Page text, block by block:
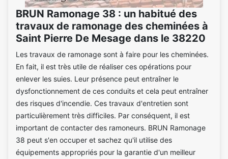
BRUN Ramonage 38 : un habitué des
travaux de ramonage des cheminées à
Saint Pierre De Mesage dans le 38220
Les travaux de ramonage sont à faire pour les cheminées.
En fait, il est très utile de réaliser ces opérations pour
enlever les suies. Leur présence peut entraîner le
dysfonctionnement de ces conduits et cela peut entraîner
des risques d'incendie. Ces travaux d'entretien sont
particulièrement très difficiles. Par conséquent, il est
important de contacter des ramoneurs. BRUN Ramonage
38 peut s'en occuper et sachez qu'il utilise des
équipements appropriés pour la garantie d'un meilleur